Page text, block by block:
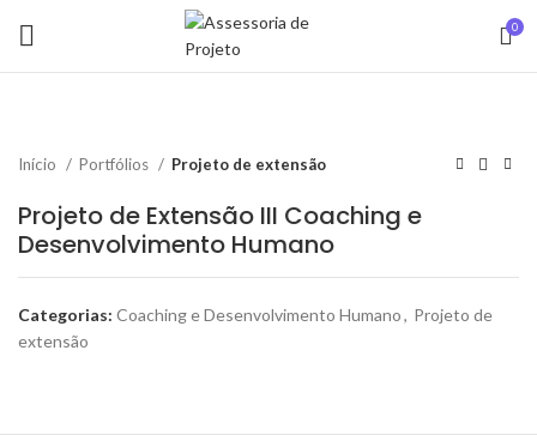
0
Início Portfólios Projeto de extensão
Projeto de Extensão III Coaching e
Desenvolvimento Humano
Categorias: Coaching e Desenvolvimento Humano, Projeto de
extensão